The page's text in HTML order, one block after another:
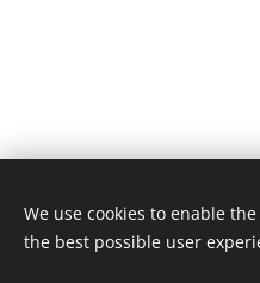
© 2024
privacy en
We use cookies to enable
the best possible user